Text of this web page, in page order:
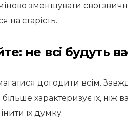
зменшувати свої
на старість.
не всі будуть
догодити всім.
характеризує їх,
їх думку.